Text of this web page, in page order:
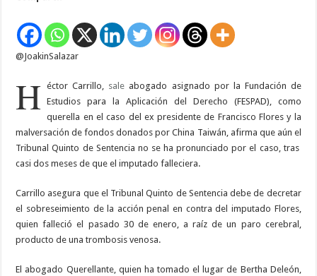
pronunciarse
por
responsabilidad
Flores
@JoakinSalazar
H éctor Carrillo, sale abogado asignado por la Fundación de
Estudios para la Aplicación del Derecho (FESPAD), como
querella en el caso del ex presidente de Francisco Flores y la
malversación de fondos donados por China Taiwán, afirma que aún el
Tribunal Quinto de Sentencia no se ha pronunciado por el caso, tras
casi dos meses de que el imputado falleciera.
Carrillo asegura que el Tribunal Quinto de Sentencia debe de decretar
el sobreseimiento de la acción penal en contra del imputado Flores,
quien falleció el pasado 30 de enero, a raíz de un paro cerebral,
producto de una trombosis venosa.
El abogado Querellante, quien ha tomado el lugar de Bertha Deleón,